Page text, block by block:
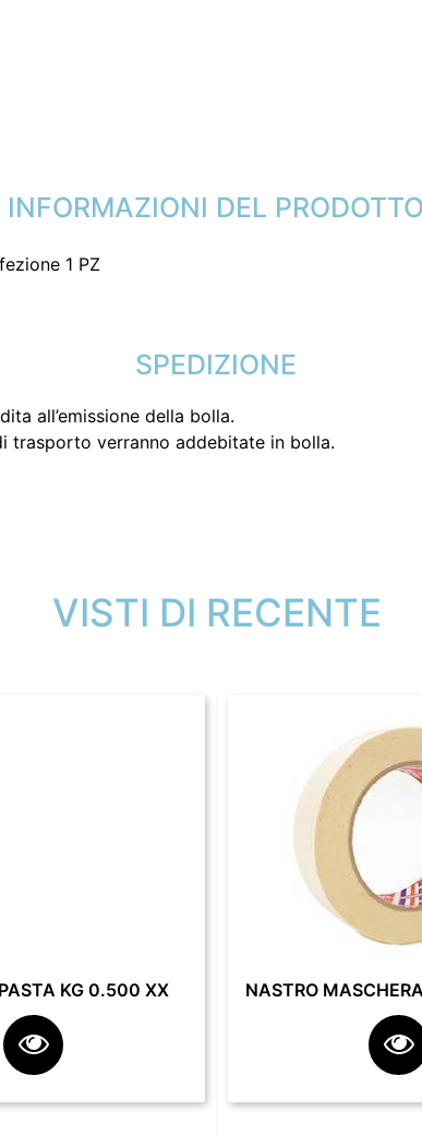
INFORMAZIONI DEL PRODOTTO
1 PZ
SPEDIZIONE
all’emissione della bolla.
trasporto verranno addebitate in bolla.
VISTI DI RECENTE
KG 0.500 XX NASTRO